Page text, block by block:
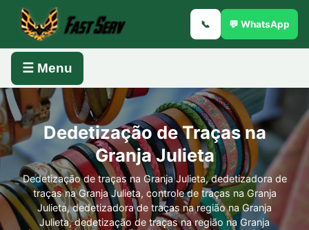
📞 💬 WhatsApp
☰ Menu
Dedetização de Traças na
Granja Julieta
Dedetização de traças na Granja Julieta, dedetizadora de
traças na Granja Julieta, controle de traças na Granja
Julieta, dedetizadora de traças na região na Granja
Julieta, dedetização de traças na região na Granja